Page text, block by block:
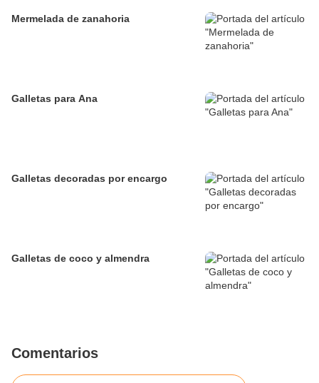
Mermelada de zanahoria
Galletas para Ana
Galletas decoradas por encargo
Galletas de coco y almendra
Comentarios